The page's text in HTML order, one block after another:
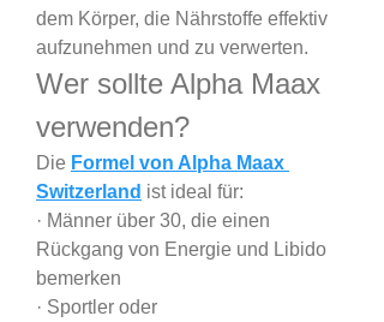
dem Körper, die Nährstoffe effektiv
aufzunehmen und zu verwerten.
Wer sollte Alpha Maax
verwenden?
Die Formel von Alpha Maax
Switzerland ist ideal für:
· Männer über 30, die einen
Rückgang von Energie und Libido
bemerken
· Sportler oder